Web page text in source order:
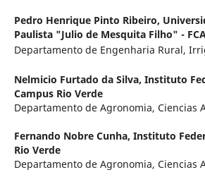
Pedro Henrique Pinto Ribeiro,
Paulista "Julio de Mesquita Filho" -
Departamento de Engenharia Rural,
Nelmicio Furtado da Silva, Instituto
Campus Rio Verde
Departamento de Agronomia, Ciencias
Fernando Nobre Cunha, Instituto
Rio Verde
Departamento de Agronomia, Ciencias